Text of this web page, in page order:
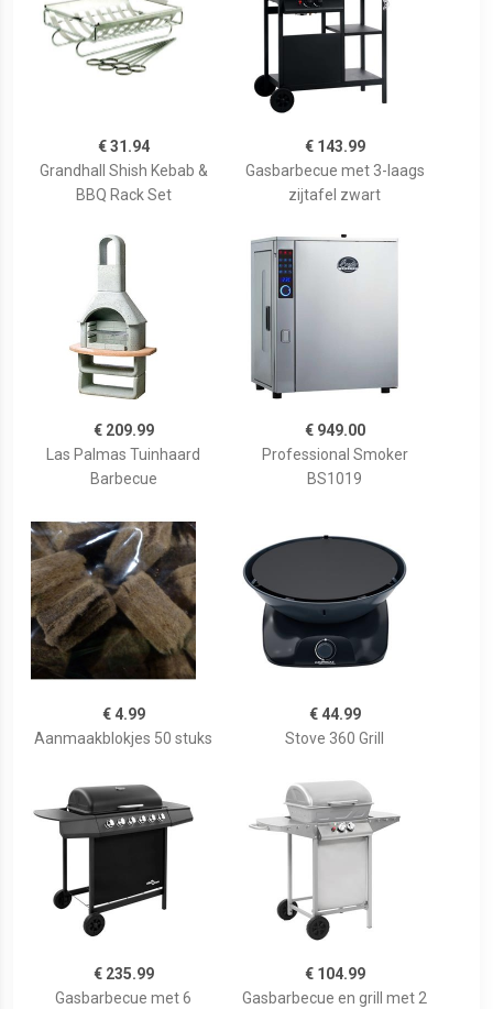
€ 31.94
Grandhall Shish Kebab &
BBQ Rack Set
€ 143.99
Gasbarbecue met 3-laags
zijtafel zwart
€ 209.99
Las Palmas Tuinhaard
Barbecue
€ 949.00
Professional Smoker
BS1019
€ 4.99
Aanmaakblokjes 50 stuks
€ 44.99
Stove 360 Grill
€ 235.99
Gasbarbecue met 6
€ 104.99
Gasbarbecue en grill met 2